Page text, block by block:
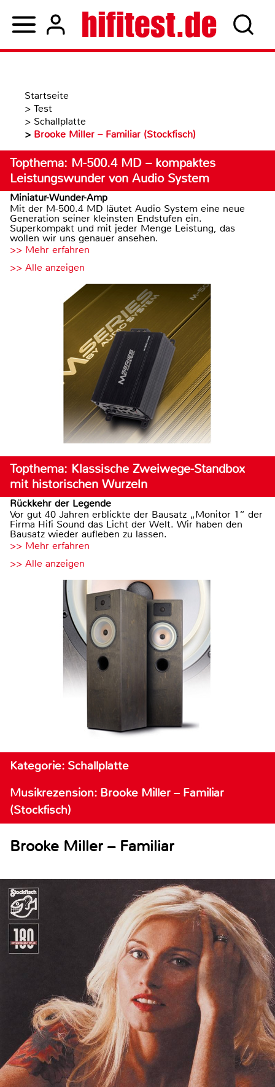
Startseite
> Test
> Schallplatte
> Brooke Miller – Familiar (Stockfisch)
Topthema: M-500.4 MD – kompaktes
Leistungswunder von Audio System
Miniatur-Wunder-Amp
Mit der M-500.4 MD läutet Audio System eine neue
Generation seiner kleinsten Endstufen ein.
Superkompakt und mit jeder Menge Leistung, das
wollen wir uns genauer ansehen.
>> Mehr erfahren
>> Alle anzeigen
Topthema: Klassische Zweiwege-Standbox
mit historischen Wurzeln
Rückkehr der Legende
Vor gut 40 Jahren erblickte der Bausatz „Monitor 1“ der
Firma Hifi Sound das Licht der Welt. Wir haben den
Bausatz wieder aufleben zu lassen.
>> Mehr erfahren
>> Alle anzeigen
Kategorie: Schallplatte
Musikrezension: Brooke Miller – Familiar
(Stockfisch)
Brooke Miller – Familiar